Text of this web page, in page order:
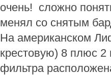
очень! сложно
менял со снятым
На американском
крестовую) 8 плюс 2
фильтра